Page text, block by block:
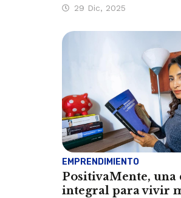
29 Dic, 2025
EMPRENDIMIENTO
PositivaMente, una
integral para vivir